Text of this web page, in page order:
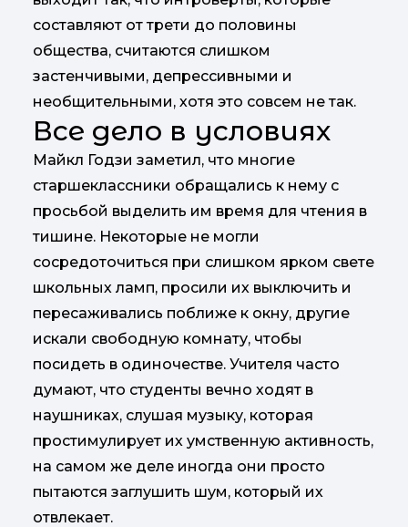
составляют от трети до половины
общества, считаются слишком
застенчивыми, депрессивными и
необщительными, хотя это совсем не так.
Все дело в условиях
Майкл Годзи заметил, что многие
старшеклассники обращались к нему с
просьбой выделить им время для чтения в
тишине. Некоторые не могли
сосредоточиться при слишком ярком свете
школьных ламп, просили их выключить и
пересаживались поближе к окну, другие
искали свободную комнату, чтобы
посидеть в одиночестве. Учителя часто
думают, что студенты вечно ходят в
наушниках, слушая музыку, которая
простимулирует их умственную активность,
на самом же деле иногда они просто
пытаются заглушить шум, который их
отвлекает.